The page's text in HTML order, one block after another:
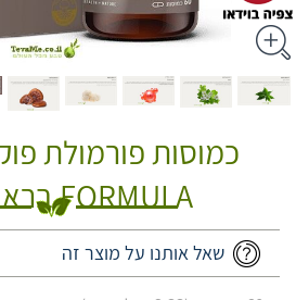
FORMULA ברא צמחים
שאל אותנו על מוצר זה